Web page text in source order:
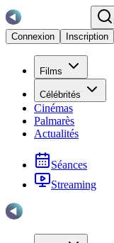
Connexion
Inscription
Films
Célébrités
Cinémas
Palmarès
Actualités
Séances
Streaming